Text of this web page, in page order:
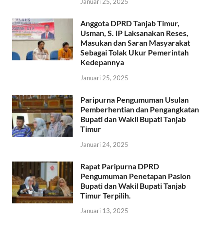
Anggota DPRD Tanjab Timur,
Usman, S. IP Laksanakan Reses,
Masukan dan Saran Masyarakat
Sebagai Tolak Ukur Pemerintah
Kedepannya
Januari 25, 2025
Paripurna Pengumuman Usulan
Pemberhentian dan Pengangkatan
Bupati dan Wakil Bupati Tanjab
Timur
Januari 24, 2025
Rapat Paripurna DPRD
Pengumuman Penetapan Paslon
Bupati dan Wakil Bupati Tanjab
Timur Terpilih.
Januari 13, 2025